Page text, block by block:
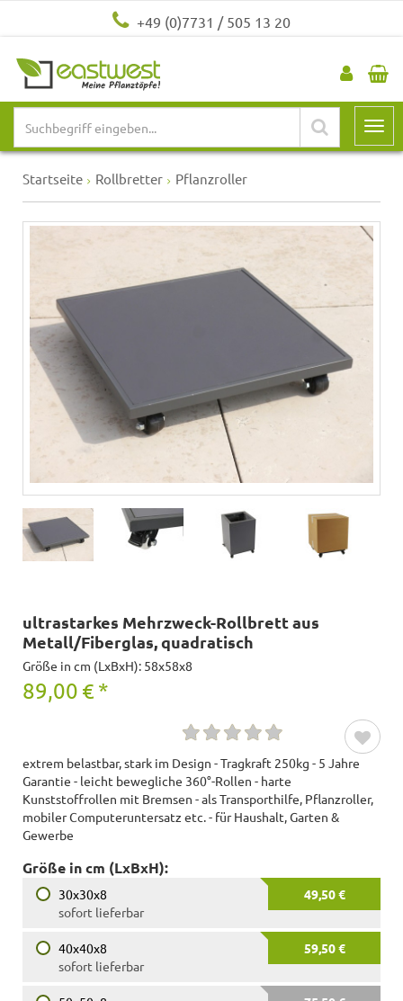
+49 (0)7731 / 505 13 20
Startseite Rollbretter Pflanzroller
ultrastarkes Mehrzweck-Rollbrett aus
Metall/Fiberglas, quadratisch
Größe in cm (LxBxH): 58x58x8
89,00 € *
extrem belastbar, stark im Design - Tragkraft 250kg - 5 Jahre
Garantie - leicht bewegliche 360°-Rollen - harte
Kunststoffrollen mit Bremsen - als Transporthilfe, Pflanzroller,
mobiler Computeruntersatz etc. - für Haushalt, Garten &
Gewerbe
Größe in cm (LxBxH):
30x30x8
49,50 €
sofort lieferbar
40x40x8
59,50 €
sofort lieferbar